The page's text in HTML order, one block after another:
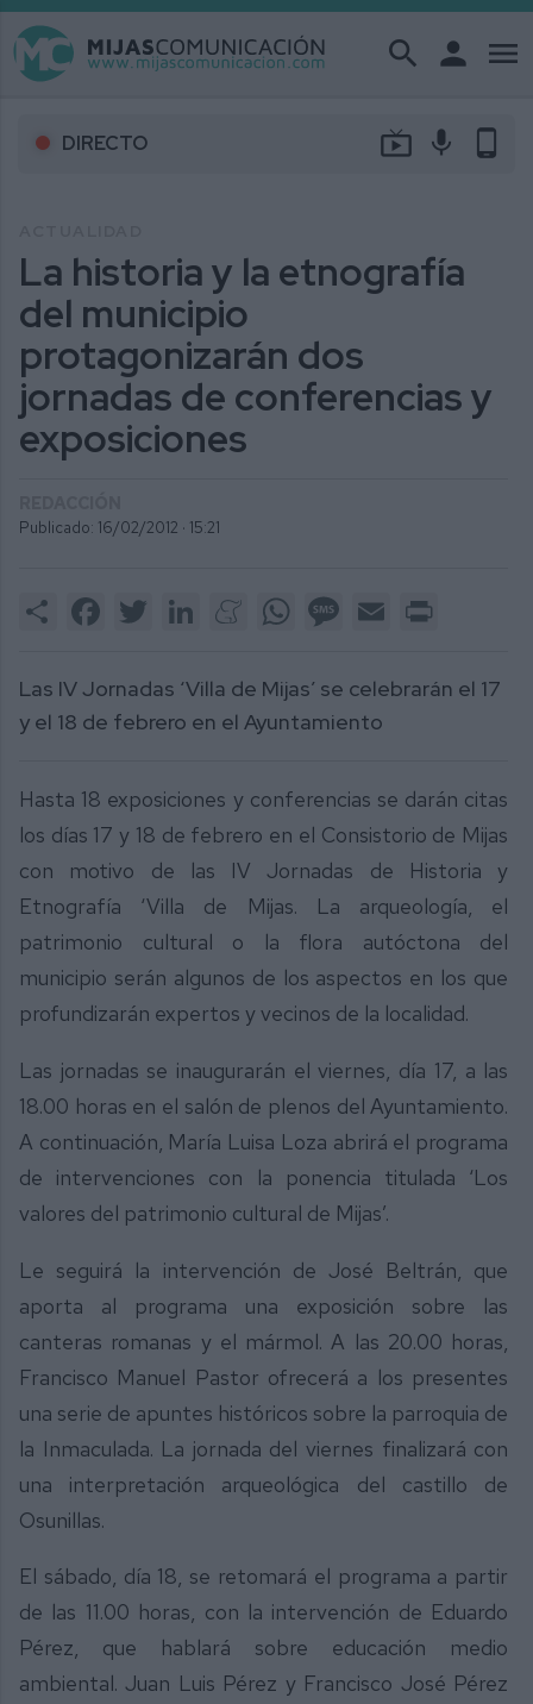
search person menu
DIRECTO live_tv mic phone_android
La historia y la etnografía
del municipio
protagonizarán dos
jornadas de conferencias y
exposiciones
Publicado: 16/02/2012 · 15:21
Share FacebookTwitter LinkedInMeneameWhatsAppMessage
Email
Las IV Jornadas ‘Villa de Mijas’ se celebrarán el 17
y el 18 de febrero en el Ayuntamiento
Hasta 18 exposiciones y conferencias se darán citas
los días 17 y 18 de febrero en el Consistorio de Mijas
con motivo de las IV Jornadas de Historia y
Etnografía ‘Villa de Mijas. La arqueología, el
patrimonio cultural o la flora autóctona del
municipio serán algunos de los aspectos en los que
profundizarán expertos y vecinos de la localidad.
Las jornadas se inaugurarán el viernes, día 17, a las
18.00 horas en el salón de plenos del Ayuntamiento.
A continuación, María Luisa Loza abrirá el programa
de intervenciones con la ponencia titulada ‘Los
valores del patrimonio cultural de Mijas’.
Le seguirá la intervención de José Beltrán, que
aporta al programa una exposición sobre las
canteras romanas y el mármol. A las 20.00 horas,
Francisco Manuel Pastor ofrecerá a los presentes
una serie de apuntes históricos sobre la parroquia de
la Inmaculada. La jornada del viernes finalizará con
una interpretación arqueológica del castillo de
Osunillas.
El sábado, día 18, se retomará el programa a partir
de las 11.00 horas, con la intervención de Eduardo
Pérez, que hablará sobre educación medio
ambiental. Juan Luis Pérez y Francisco José Pérez